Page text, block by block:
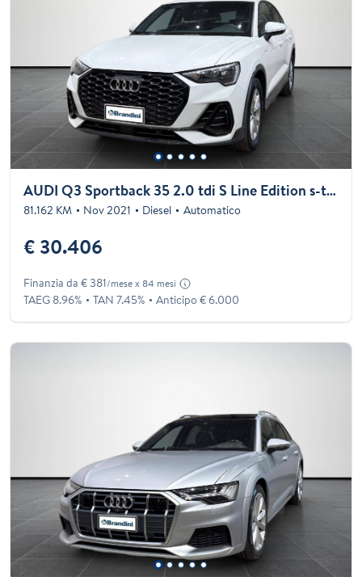
AUDI Q3 Sportback 35 2.0 tdi S Line Edition s-tronic
81.162 KM Nov 2021 Diesel Automatico
€ 30.406
Finanzia da € 381/mese x 84 mesi
TAEG 8.96% TAN 7.45% Anticipo € 6.000